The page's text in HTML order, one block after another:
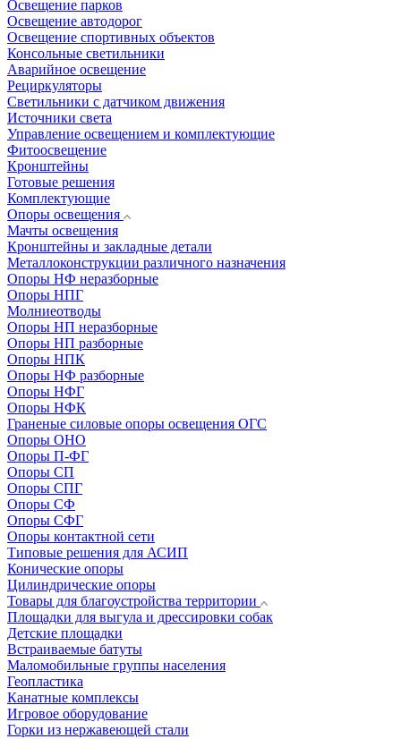
Освещение парков
Освещение автодорог
Освещение спортивных объектов
Консольные светильники
Аварийное освещение
Рециркуляторы
Светильники с датчиком движения
Источники света
Управление освещением и комплектующие
Фитоосвещение
Кронштейны
Готовые решения
Комплектующие
Опоры освещения
Мачты освещения
Кронштейны и закладные детали
Металлоконструкции различного назначения
Опоры НФ неразборные
Опоры НПГ
Молниеотводы
Опоры НП неразборные
Опоры НП разборные
Опоры НПК
Опоры НФ разборные
Опоры НФГ
Опоры НФК
Граненые силовые опоры освещения ОГС
Опоры ОНО
Опоры П-ФГ
Опоры СП
Опоры СПГ
Опоры СФ
Опоры СФГ
Опоры контактной сети
Типовые решения для АСИП
Конические опоры
Цилиндрические опоры
Товары для благоустройства территории
Площадки для выгула и дрессировки собак
Детские площадки
Встраиваемые батуты
Маломобильные группы населения
Геопластика
Канатные комплексы
Игровое оборудование
Горки из нержавеющей стали